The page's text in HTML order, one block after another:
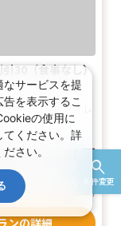
条件変更
30（食事なし）
バス
トイレ
～15,180円
計9,108〜30,360 円
0名・1部屋/1泊2日)
ンの詳細
サービスを提
を表示するこ
の使用に
てください。詳
さい。